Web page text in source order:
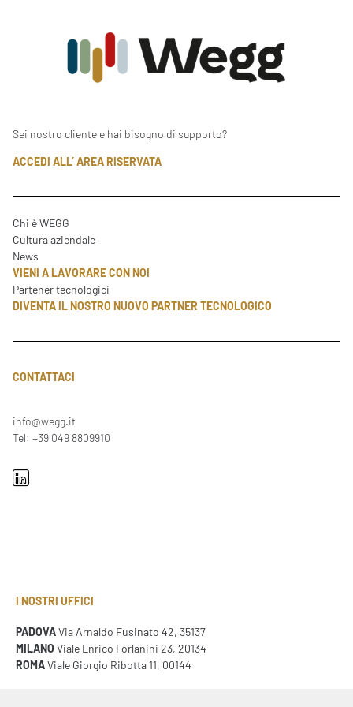
Sei nostro cliente e hai bisogno di supporto?
ACCEDI ALL’ AREA RISERVATA
Chi è WEGG
Cultura aziendale
News
VIENI A LAVORARE CON NOI
Partener tecnologici
DIVENTA IL NOSTRO NUOVO PARTNER TECNOLOGICO
CONTATTACI
info@wegg.it
Tel: +39 049 8809910
I NOSTRI UFFICI
PADOVAVia Arnaldo Fusinato 42, 35137
MILANO Viale Enrico Forlanini 23, 20134
ROMAViale Giorgio Ribotta 11, 00144